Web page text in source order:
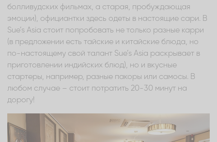
болливудских фильмах, а старая, пробуждающая
эмоции), официантки здесь одеты в настоящие сари. В
Sue’s Asia стоит попробовать не только разные карри
(в предложении есть тайские и китайские блюда, но
по-настоящему свой талант Sue’s Asia раскрывает в
приготовлении индийских блюд), но и вкусные
стартеры, например, разные пакоры или самосы. В
любом случае – стоит потратить 20-30 минут на
дорогу!